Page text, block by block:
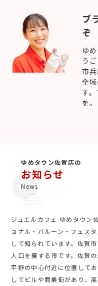
ブ
ぞ
ゆ
う
市
全
す
を。
ゆめタウン佐賀店の
お知らせ
News
ジュエルカフェ ゆめタウン
ョナル・バルーン・フェス
して知られています。佐賀
人口を擁する市です。佐賀
平野の中心付近に位置して
してビルや商業街があり、